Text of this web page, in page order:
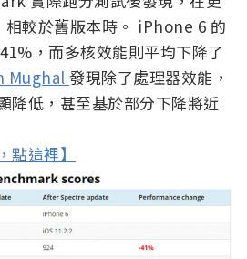
相較於舊版本時。 iPhone 6 的
，而多核效能則平均下降了
Mughal發現除了處理器效能，
降低，甚至基於部分下降將近
點這裡】